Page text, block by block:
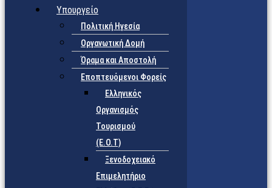
Υπουργείο
Πολιτική Ηγεσία
Οργανωτική Δομή
Όραμα και Αποστολή
Εποπτευόμενοι Φορείς
Eλληνικός
Οργανισμός
Τουρισμού
(Ε.Ο.Τ)
Ξενοδοχειακό
Επιμελητήριο